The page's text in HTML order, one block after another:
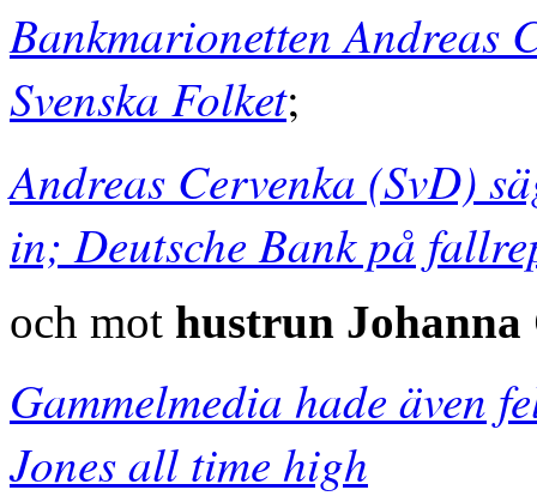
Bankmarionetten Andreas
Svenska Folket;
Andreas Cervenka (SvD)
in; Deutsche Bank på
och mot hustrun Johanna
Gammelmedia hade även
Jones all time high